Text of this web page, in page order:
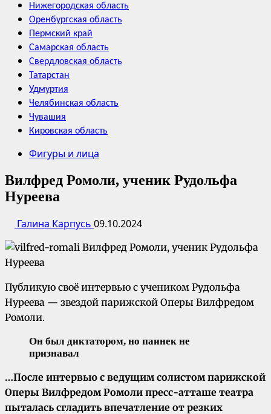
Нижегородская область
Оренбургская область
Пермский край
Самарская область
Свердловская область
Татарстан
Удмуртия
Челябинская область
Чувашия
Кировская область
Фигуры и лица
Вилфред Ромоли, ученик Рудольфа
Нуреева
Галина Карпусь 09.10.2024
Публикую своё интервью с учеником Рудольфа
Нуреева — звездой парижской Оперы Вилфредом
Ромоли.
Он был диктатором, но паинек не
признавал
…После интервью с ведущим солистом парижской
Оперы Вилфредом Ромоли пресс-атташе театра
пыталась сгладить впечатление от резких